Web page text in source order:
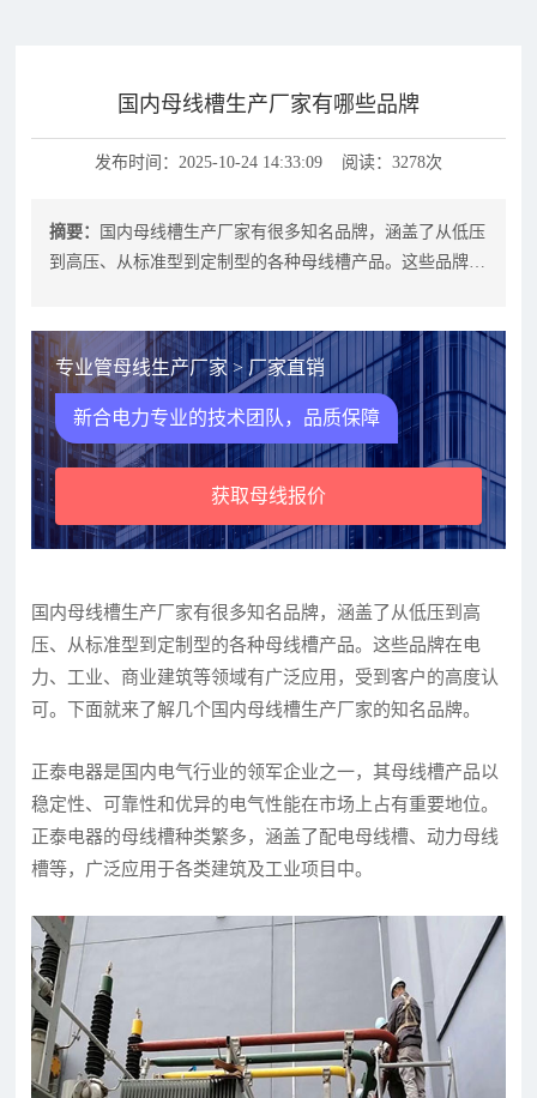
国内母线槽生产厂家有哪些品牌
发布时间：2025-10-24 14:33:09 阅读：3278次
摘要：
国内母线槽生产厂家有很多知名品牌，涵盖了从低压
到高压、从标准型到定制型的各种母线槽产品。这些品牌在
专业管母线生产厂家 > 厂家直销
新合电力专业的技术团队，品质保障
获取母线报价
国内母线槽生产厂家有很多知名品牌，涵盖了从低压到高
压、从标准型到定制型的各种母线槽产品。这些品牌在电
力、工业、商业建筑等领域有广泛应用，受到客户的高度认
可。下面就来了解几个国内母线槽生产厂家的知名品牌。
正泰电器是国内电气行业的领军企业之一，其母线槽产品以
稳定性、可靠性和优异的电气性能在市场上占有重要地位。
正泰电器的母线槽种类繁多，涵盖了配电母线槽、动力母线
槽等，广泛应用于各类建筑及工业项目中。